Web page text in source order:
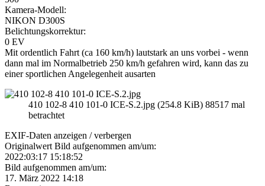
Kamera-Modell:
NIKON D300S
Belichtungskorrektur:
0 EV
Mit ordentlich Fahrt (ca 160 km/h) lautstark an uns vorbei - wenn
dann mal im Normalbetrieb 250 km/h gefahren wird, kann das zu
einer sportlichen Angelegenheit ausarten
410 102-8 410 101-0 ICE-S.2.jpg (254.8 KiB) 88517 mal
betrachtet
EXIF-Daten anzeigen / verbergen
Originalwert Bild aufgenommen am/um:
2022:03:17 15:18:52
Bild aufgenommen am/um:
17. März 2022 14:18